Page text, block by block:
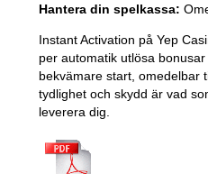
Hantera din spelkassa:
Instant Activation på Yep
per automatik utlösa
bekvämare start, omedelbar
tydlighet och skydd är vad
leverera dig.